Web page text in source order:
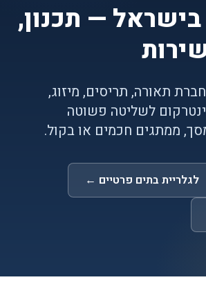
— תכנון,
תאורה, תריסים, מיזוג,
לשליטה פשוטה
ממתגים חכמים או בקול.
לגלריית בתים פרטיים ←